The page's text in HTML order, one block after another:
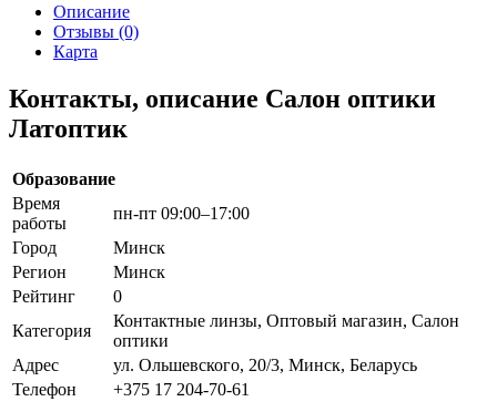
Описание
Отзывы (0)
Карта
Контакты, описание Салон оптики
Латоптик
Образование
Время
работы
пн-пт 09:00–17:00
Город
Минск
Регион
Минск
Рейтинг
0
Категория
Контактные линзы, Оптовый магазин, Салон
оптики
Адрес
ул. Ольшевского, 20/3, Минск, Беларусь
Телефон
+375 17 204-70-61